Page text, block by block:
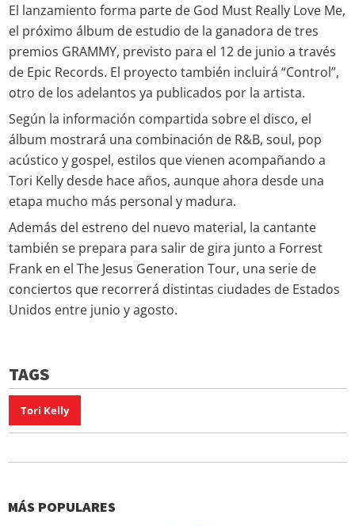
El lanzamiento forma parte de God Must Really Love Me,
el próximo álbum de estudio de la ganadora de tres
premios GRAMMY, previsto para el 12 de junio a través
de Epic Records. El proyecto también incluirá “Control”,
otro de los adelantos ya publicados por la artista.
Según la información compartida sobre el disco, el
álbum mostrará una combinación de R&B, soul, pop
acústico y gospel, estilos que vienen acompañando a
Tori Kelly desde hace años, aunque ahora desde una
etapa mucho más personal y madura.
Además del estreno del nuevo material, la cantante
también se prepara para salir de gira junto a Forrest
Frank en el The Jesus Generation Tour, una serie de
conciertos que recorrerá distintas ciudades de Estados
Unidos entre junio y agosto.
TAGS
Tori Kelly
MÁS POPULARES